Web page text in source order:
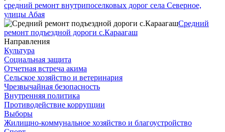
средний ремонт внутрипоселковых дорог села Северное,
улицы Абая
Средний
ремонт подъездной дороги с.Караагаш
Направления
Культура
Социальная защита
Отчетная встреча акима
Сельское хозяйство и ветеринария
Чрезвычайная безопасность
Внутренняя политика
Противодействие коррупции
Выборы
Жилищно-коммунальное хозяйство и благоустройство